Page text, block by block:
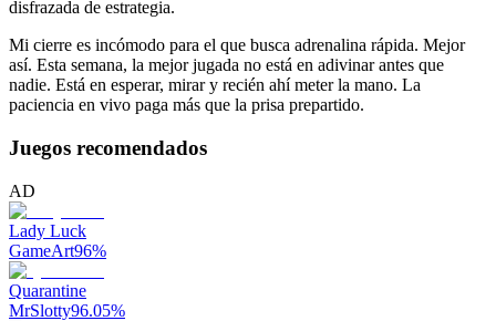
disfrazada de estrategia.
Mi cierre es incómodo para el que busca adrenalina rápida. Mejor
así. Esta semana, la mejor jugada no está en adivinar antes que
nadie. Está en esperar, mirar y recién ahí meter la mano. La
paciencia en vivo paga más que la prisa prepartido.
Juegos recomendados
AD
Lady Luck
GameArt96%
Quarantine
MrSlotty96.05%